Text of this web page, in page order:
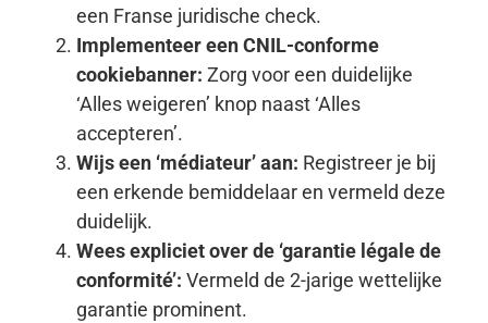
een Franse juridische check.
Implementeer een CNIL-conforme
cookiebanner: Zorg voor een duidelijke
‘Alles weigeren’ knop naast ‘Alles
accepteren’.
Wijs een ‘médiateur’ aan: Registreer je bij
een erkende bemiddelaar en vermeld deze
duidelijk.
Wees expliciet over de ‘garantie légale de
conformité’: Vermeld de 2-jarige wettelijke
garantie prominent.